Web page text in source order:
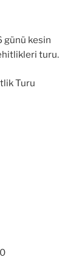
günü kesin
turu.
Turu